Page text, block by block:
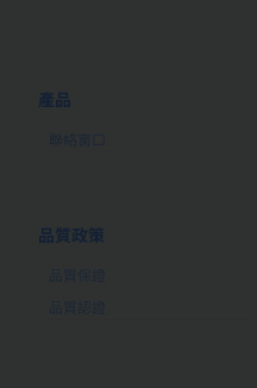
產品
聯絡窗口
品質政策
品質保證
品質認證